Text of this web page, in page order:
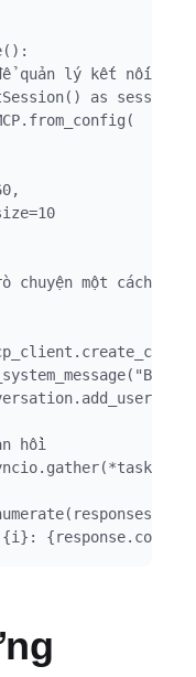
quản lý kết nối
as session:
chuyện một cách
hồi